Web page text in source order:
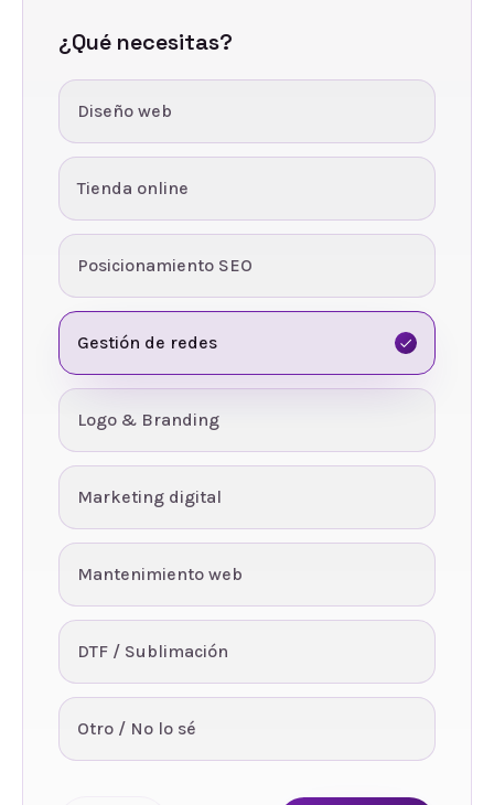
¿Qué necesitas?
Diseño web
Tienda online
Posicionamiento SEO
Gestión de redes
Logo & Branding
Marketing digital
Mantenimiento web
DTF / Sublimación
Otro / No lo sé